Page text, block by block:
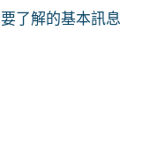
了解的基本訊息